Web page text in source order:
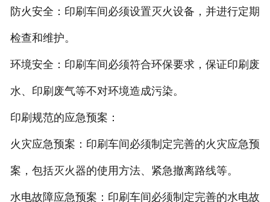
防火安全：印刷车间必须设置灭火设备，并进行定期
检查和维护。
环境安全：印刷车间必须符合环保要求，保证印刷废
水、印刷废气等不对环境造成污染。
印刷规范的应急预案：
火灾应急预案：印刷车间必须制定完善的火灾应急预
案，包括灭火器的使用方法、紧急撤离路线等。
水电故障应急预案：印刷车间必须制定完善的水电故